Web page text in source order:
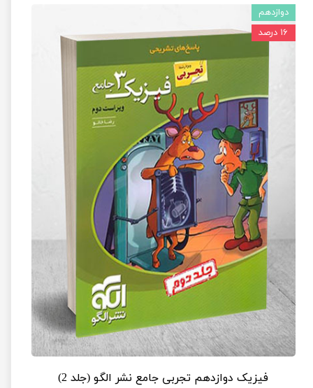
فیزیک دوازدهم تجربی جامع نشر الگو (جلد 2)
دوازدهم
۱۶ درصد